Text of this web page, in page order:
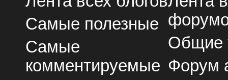
Самые полезные
Самые
комментируемые
Общие
Форум